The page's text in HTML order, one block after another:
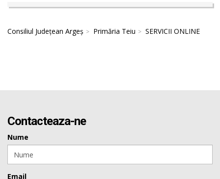
Consiliul Județean Argeș Primăria Teiu SERVICII ONLINE
Contacteaza-ne
Nume
Email